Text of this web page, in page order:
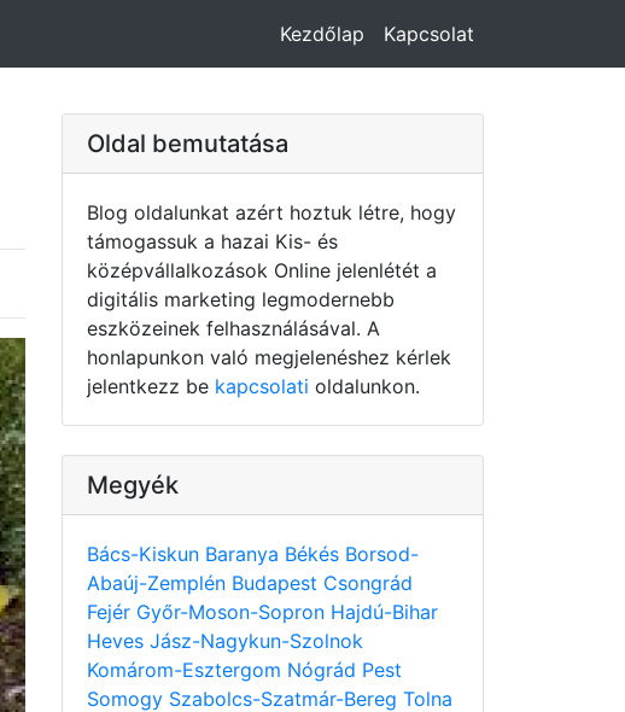
Kezdőlap Kapcsolat
Oldal bemutatása
Blog oldalunkat azért hoztuk létre, hogy
támogassuk a hazai Kis- és
középvállalkozások Online jelenlétét a
digitális marketing legmodernebb
eszközeinek felhasználásával. A
honlapunkon való megjelenéshez kérlek
jelentkezz be kapcsolati oldalunkon.
Megyék
Bács-Kiskun Baranya Békés Borsod-
Abaúj-Zemplén Budapest Csongrád
Fejér Győr-Moson-Sopron Hajdú-Bihar
Heves Jász-Nagykun-Szolnok
Komárom-Esztergom Nógrád Pest
Somogy Szabolcs-Szatmár-Bereg Tolna